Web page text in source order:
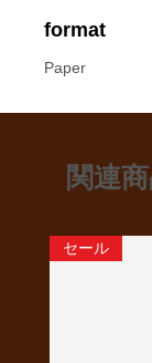
format
Paper
関連
セール